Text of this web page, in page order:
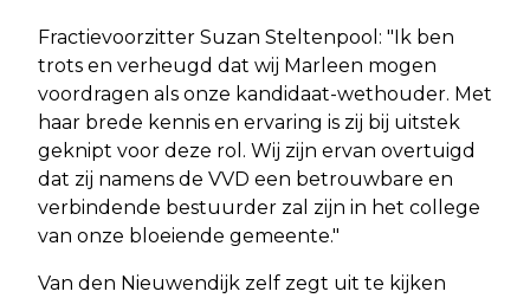
Fractievoorzitter Suzan Steltenpool: "Ik ben
trots en verheugd dat wij Marleen mogen
voordragen als onze kandidaat-wethouder. Met
haar brede kennis en ervaring is zij bij uitstek
geknipt voor deze rol. Wij zijn ervan overtuigd
dat zij namens de VVD een betrouwbare en
verbindende bestuurder zal zijn in het college
van onze bloeiende gemeente."
Van den Nieuwendijk zelf zegt uit te kijken